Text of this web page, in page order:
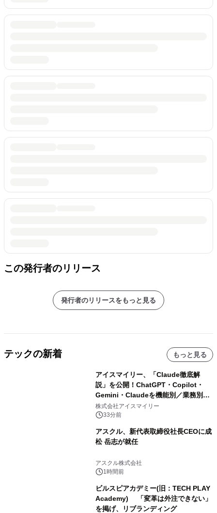
この発行者のリリース
発行者のリリースをもっと見る
テックの新着 もっと見る
アイスマイリー、「Claude徹底解
説」を公開！ChatGPT・Copilot・
Gemini・Claudeを機能別／業務別に
比較―自社に合う生成AIの選び方がわ
かる実践ガイド
株式会社アイスマイリー
33分前
アスクル、新代表取締役社長CEOに成
松 岳志が就任
アスクル株式会社
1時間前
ビルスピアカデミー(旧：TECH PLAY
Academy) 「変革は外注できない」
を掲げ、リブランディング